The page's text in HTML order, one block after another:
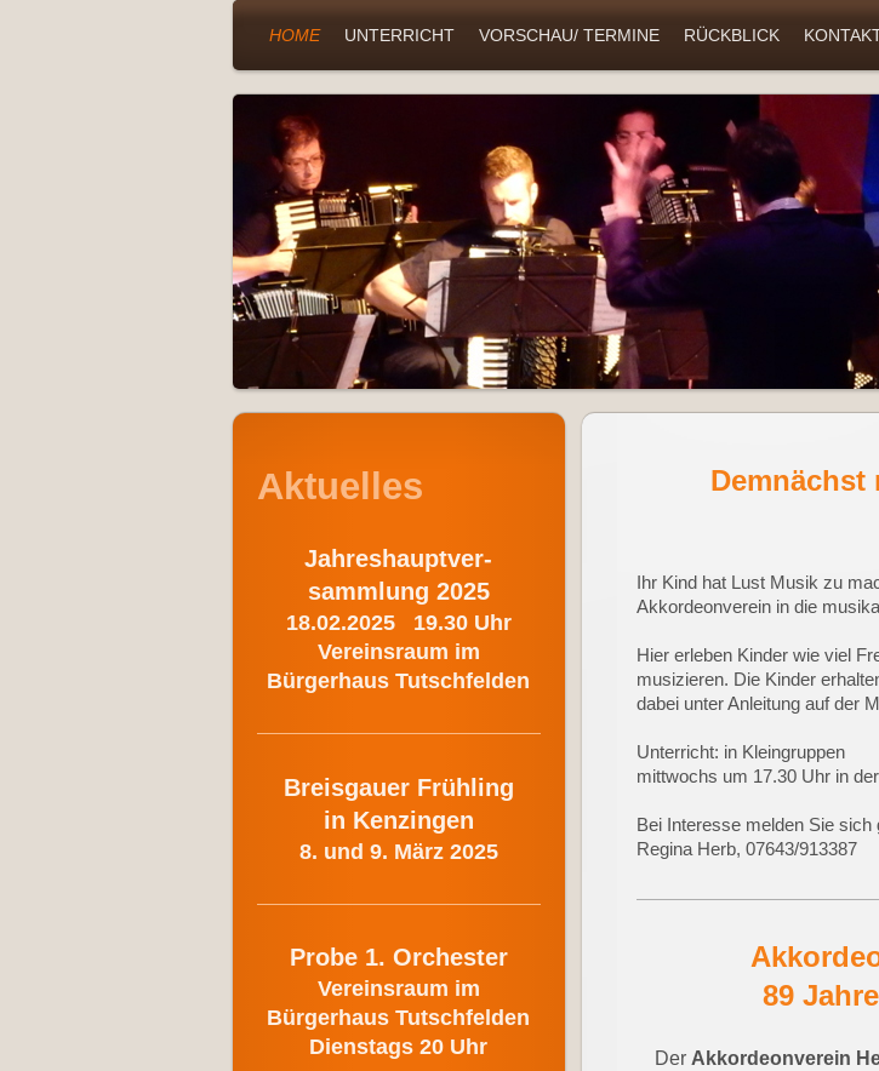
HOME UNTERRICHT VORSCHAU/ TERMINE RÜCKBLICK
Demnächst
Ihr Kind hat Lust Musik zu
Akkordeonverein in die
Hier erleben Kinder wie viel
musizieren. Die Kinder
dabei unter Anleitung auf der
Unterricht: in Kleingruppen
mittwochs um 17.30 Uhr in
Bei Interesse melden Sie sich
Regina Herb, 07643/913387
89
Der Akkordeonverein
Aktuelles
Jahreshauptver-
sammlung 2025
18.02.2025 19.30 Uhr
Vereinsraum im
Bürgerhaus Tutschfelden
Breisgauer Frühling
in Kenzingen
8. und 9. März 2025
Probe 1. Orchester
Vereinsraum im
Bürgerhaus Tutschfelden
Dienstags 20 Uhr